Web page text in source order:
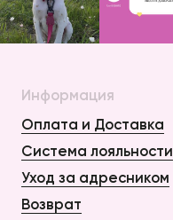
Информация
Оплата и Доставка
Система лояльности
Уход за адресником
Возврат